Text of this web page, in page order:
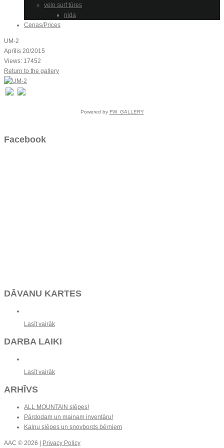
velo surf tūres
nida
Cenas/Prices
UM-2
Aprīlis 20/2015
Views: 17452
Return to the gallery
Powered by FW_GALLERY
Facebook
DĀVANU KARTES
Lasīt vairāk
DARBA LAIKI
Lasīt vairāk
ARHĪVS
ALL MOUNTAIN slēpes!
Pārdodam un mainam inventāru!
Kalnu slēpes un snovbords bērniem
AAC © 2026 | Privacy Policy